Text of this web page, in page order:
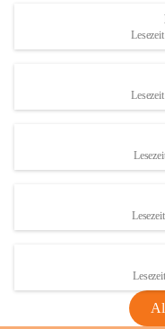
S
und den daraus folgenden
Maßnahmen zur
Rebe und der
Anhang VBl. EU
1 Seite•1,4 MB
VBl. EU Nr.